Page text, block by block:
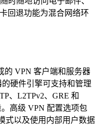
回退功能为混合网络环
的 VPN 客户端和服务器
硬件引擎可支持和管理
、L2TPv2、GRE 和
高级 VPN 配置选项包
式以及使用内部用户数据